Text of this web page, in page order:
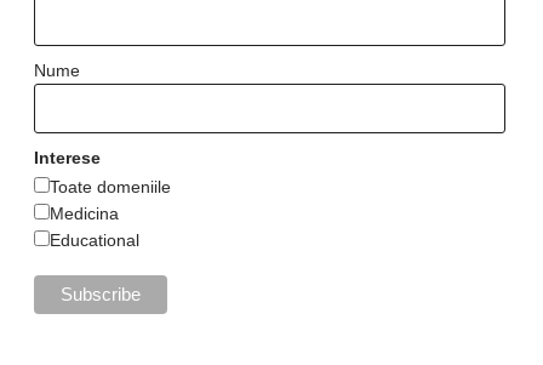
Nume
Interese
Toate domeniile
Medicina
Educational